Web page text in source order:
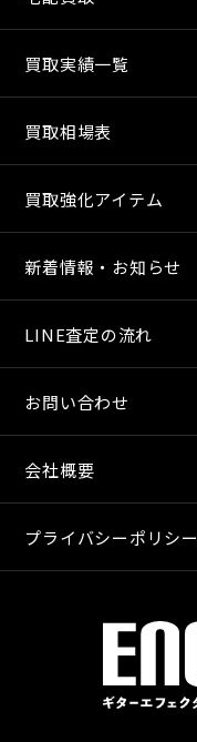
買取実績一覧
買取相場表
買取強化アイテム
新着情報・お知らせ
LINE査定の流れ
お問い合わせ
会社概要
プライバシーポリシー